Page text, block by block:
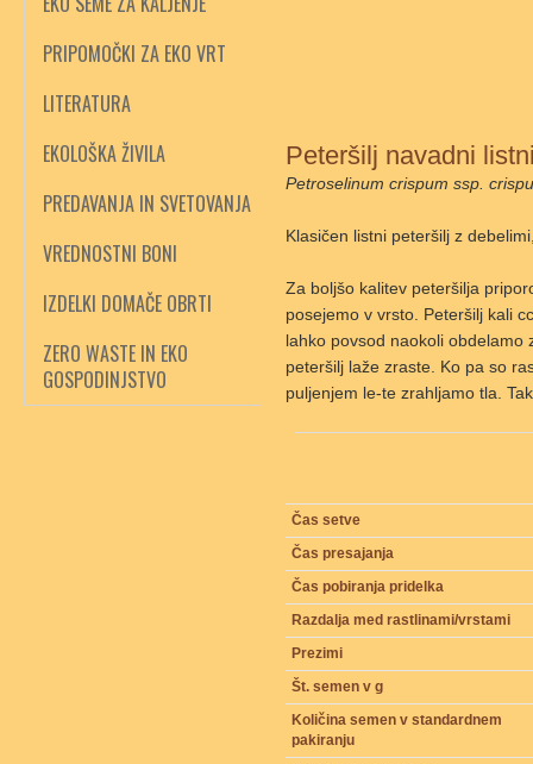
PRIPOMOČKI ZA EKO VRT
LITERATURA
EKOLOŠKA ŽIVILA
PREDAVANJA IN SVETOVANJA
VREDNOSTNI BONI
IZDELKI DOMAČE OBRTI
ZERO WASTE IN EKO
GOSPODINJSTVO
Peteršilj navadni
Petroselinum crispum ssp.
Klasičen listni peteršilj z
Za boljšo kalitev peteršilja
posejemo v vrsto. Peteršilj kali
lahko povsod naokoli obdelamo
peteršilj laže zraste. Ko pa so
puljenjem le-te zrahljamo tla.
Čas setve
Čas presajanja
Čas pobiranja pridelka
Razdalja med rastlinami/vrstami
Prezimi
Št. semen v g
Količina semen v standardnem
pakiranju